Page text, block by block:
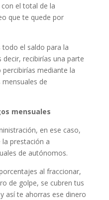
el total de la
que te quede por
todo el saldo para la
decir, recibirías una parte
mediante la
de
mensuales
en ese caso,
prestación a
de autónomos.
al fraccionar,
de golpe, se cubren tus
así te ahorras ese dinero